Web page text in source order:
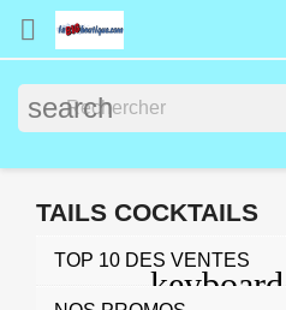

search
TAILS COCKTAILS
TOP 10 DES VENTES